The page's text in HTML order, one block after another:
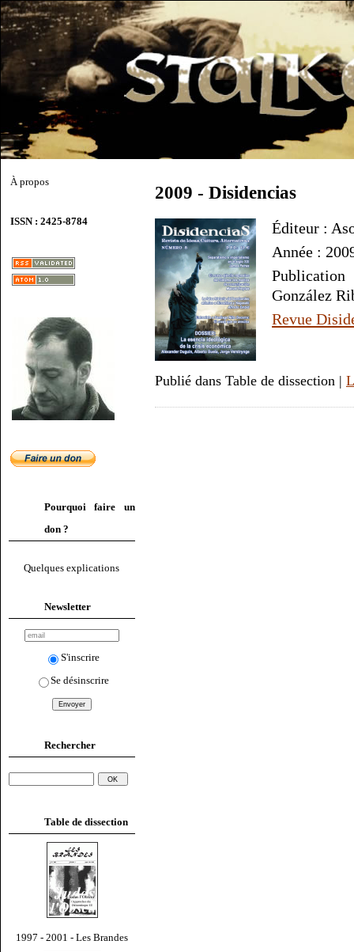
À propos
ISSN : 2425-8784
Pourquoi faire un
don ?
Quelques explications
Newsletter
S'inscrire
Se désinscrire
Rechercher
Table de dissection
1997 - 2001 - Les Brandes
2009 - Disidencias
Éditeur :
Année :
González
Revue
Publié dans Table de dissection |